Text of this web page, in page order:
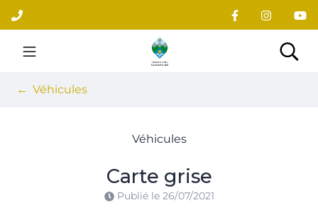
Aller
au
contenu
Site officiel du village
Véhicules
Véhicules
Carte grise
Publié le 26/07/2021